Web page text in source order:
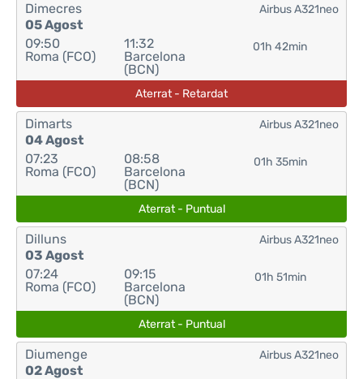
Dimecres
05 Agost
09:50
Roma (FCO)
11:32
Barcelona
(BCN)
01h 42min
Airbus A321neo
Aterrat - Retardat
Dimarts
04 Agost
07:23
Roma (FCO)
08:58
Barcelona
(BCN)
01h 35min
Airbus A321neo
Aterrat - Puntual
Dilluns
03 Agost
07:24
Roma (FCO)
09:15
Barcelona
(BCN)
01h 51min
Airbus A321neo
Aterrat - Puntual
Diumenge
02 Agost
Airbus A321neo